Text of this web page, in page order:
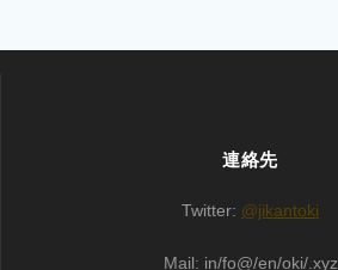
連絡先
Twitter: @jikantoki
Mail: in/fo@/en/oki/.xyz